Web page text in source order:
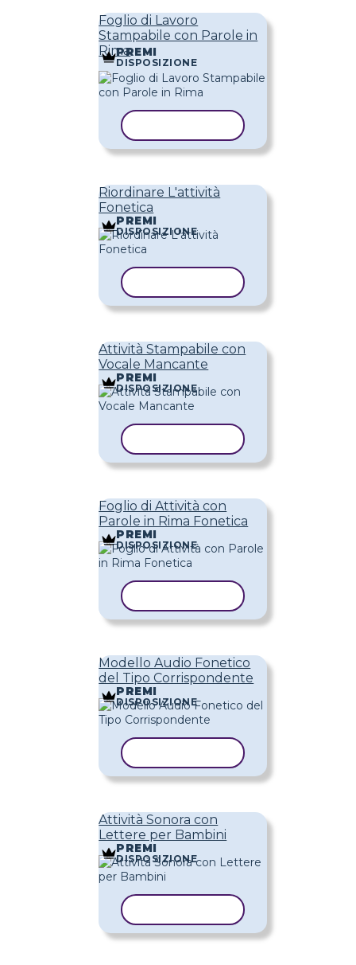
Foglio di Lavoro
Stampabile con Parole in
RimaPREMI
DISPOSIZIONE
Riordinare L'attività
Fonetica
PREMI
DISPOSIZIONE
Attività Stampabile con
Vocale Mancante
PREMI
DISPOSIZIONE
Foglio di Attività con
Parole in Rima Fonetica
PREMI
DISPOSIZIONE
Modello Audio Fonetico
del Tipo Corrispondente
PREMI
DISPOSIZIONE
Attività Sonora con
Lettere per Bambini
PREMI
DISPOSIZIONE